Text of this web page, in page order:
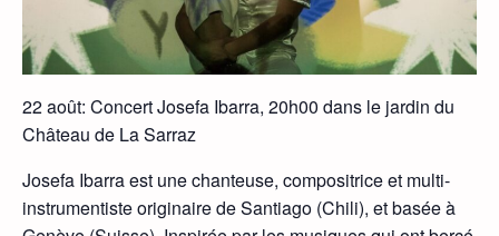
22 août: Concert Josefa Ibarra, 20h00 dans le jardin du
Château de La Sarraz
Josefa Ibarra est une chanteuse, compositrice et multi-
instrumentiste originaire de Santiago (Chili), et basée à